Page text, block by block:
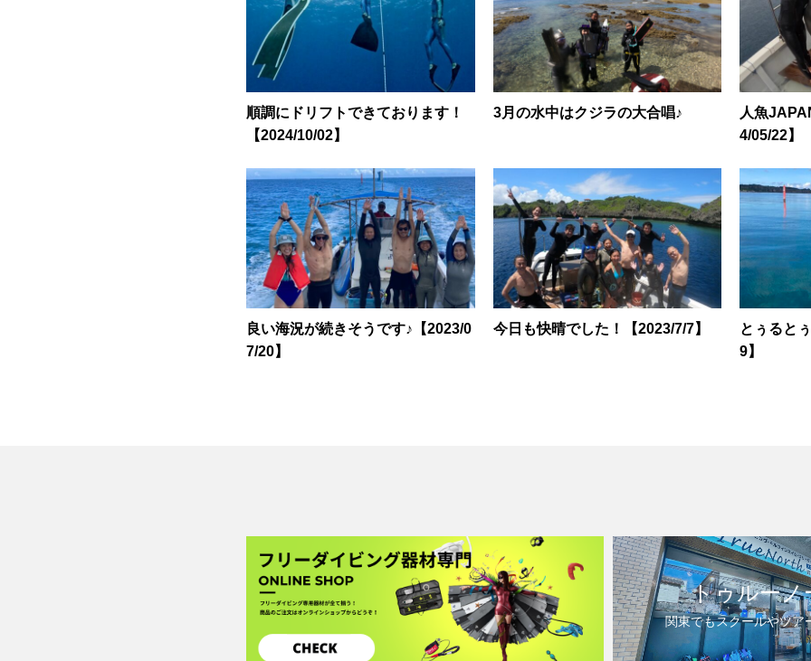
順調にドリフトできております！
【2024/10/02】
3月の水中はクジラの大合唱♪
人魚
4/05/22】
良い海況が続きそうです♪【2023/0
7/20】
今日も快晴でした！【2023/7/7】
とぅると
9】
トゥルーノ
関東でもスクールやツア